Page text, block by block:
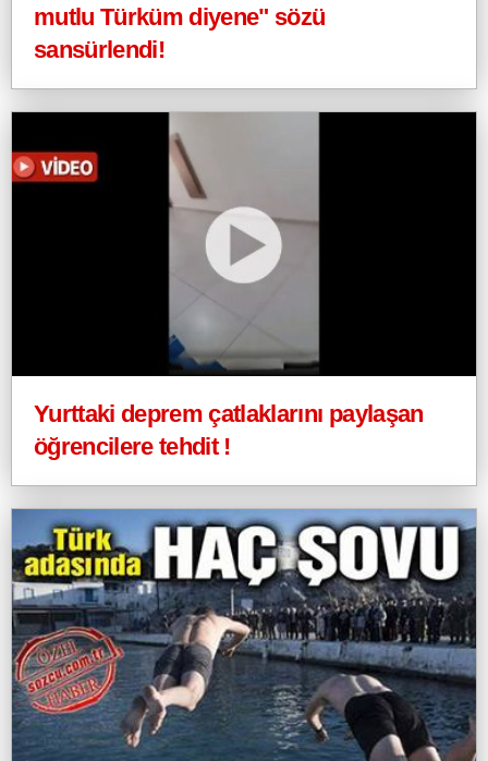
mutlu Türküm diyene" sözü
sansürlendi!
Yurttaki deprem çatlaklarını paylaşan
öğrencilere tehdit !